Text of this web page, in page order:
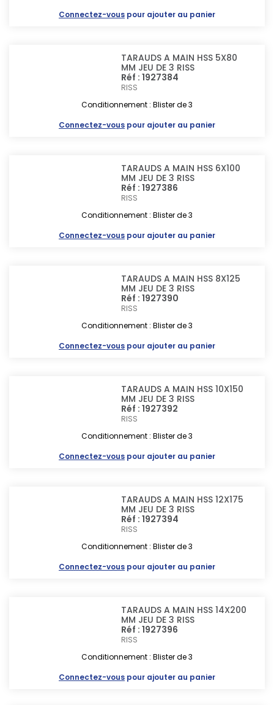
Connectez-vous pour ajouter au panier
TARAUDS A MAIN HSS 5X80
MM JEU DE 3 RISS
Réf : 1927384
RISS
Conditionnement : Blister de 3
Connectez-vous pour ajouter au panier
TARAUDS A MAIN HSS 6X100
MM JEU DE 3 RISS
Réf : 1927386
RISS
Conditionnement : Blister de 3
Connectez-vous pour ajouter au panier
TARAUDS A MAIN HSS 8X125
MM JEU DE 3 RISS
Réf : 1927390
RISS
Conditionnement : Blister de 3
Connectez-vous pour ajouter au panier
TARAUDS A MAIN HSS 10X150
MM JEU DE 3 RISS
Réf : 1927392
RISS
Conditionnement : Blister de 3
Connectez-vous pour ajouter au panier
TARAUDS A MAIN HSS 12X175
MM JEU DE 3 RISS
Réf : 1927394
RISS
Conditionnement : Blister de 3
Connectez-vous pour ajouter au panier
TARAUDS A MAIN HSS 14X200
MM JEU DE 3 RISS
Réf : 1927396
RISS
Conditionnement : Blister de 3
Connectez-vous pour ajouter au panier